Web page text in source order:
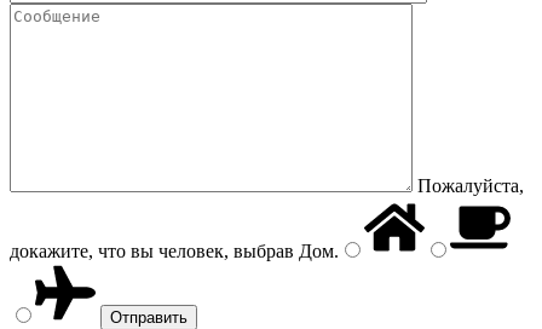
Пожалуйста,
докажите, что вы человек, выбрав Дом.